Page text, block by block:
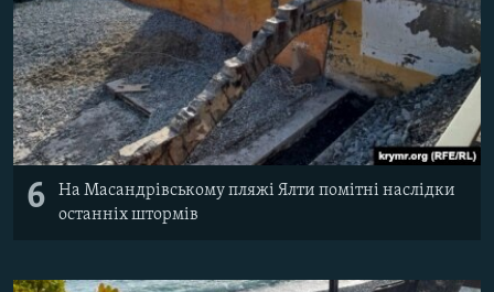
6
На Масандрівському пляжі Ялти помітні наслідки
останніх штормів